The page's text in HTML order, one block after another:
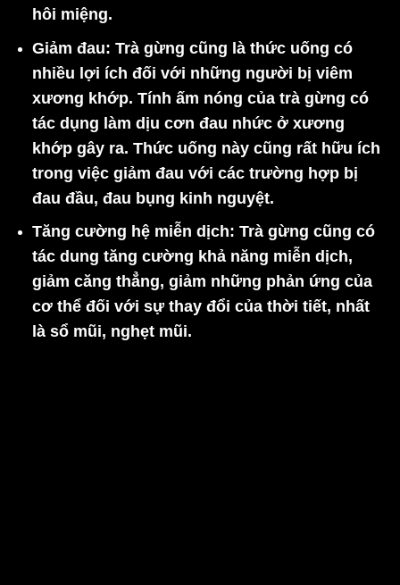
hôi miệng.
Giảm đau: Trà gừng cũng là thức uống có
nhiều lợi ích đối với những người bị viêm
xương khớp. Tính ấm nóng của trà gừng có
tác dụng làm dịu cơn đau nhức ở xương
khớp gây ra. Thức uống này cũng rất hữu ích
trong việc giảm đau với các trường hợp bị
đau đầu, đau bụng kinh nguyệt.
Tăng cường hệ miễn dịch: Trà gừng cũng có
tác dung tăng cường khả năng miễn dịch,
giảm căng thẳng, giảm những phản ứng của
cơ thể đối với sự thay đổi của thời tiết, nhất
là sổ mũi, nghẹt mũi.